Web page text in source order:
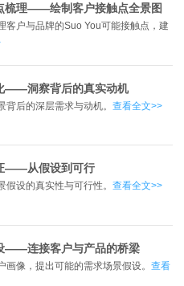
梳理——绘制客户接触点全景图
客户与品牌的Suo You可能接触点，建
——洞察背后的真实动机
背后的深层需求与动机。 查看全文>>
——从假设到可行
假设的真实性与可行性。 查看全文>>
——连接客户与产品的桥梁
画像，提出可能的需求场景假设。 查看